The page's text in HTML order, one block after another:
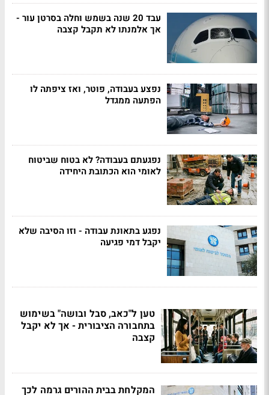
עבד 20 שנה בשמש וחלה בסרטן עור -
אך אלמנתו לא תקבל קצבה
נפצע בעבודה, פוטר, ואז ציפתה לו
הפתעה ממגדל
נפגעתם בעבודה? לא בטוח שביטוח
לאומי הוא הכתובת היחידה
נפגע בתאונת עבודה - וזו הסיבה שלא
יקבל דמי פגיעה
טען ל"כאב, סבל ובושה" בשימוש
בתחבורה הציבורית - אך לא יקבל
קצבה
המקלחת בבית ההורים גרמה לכך